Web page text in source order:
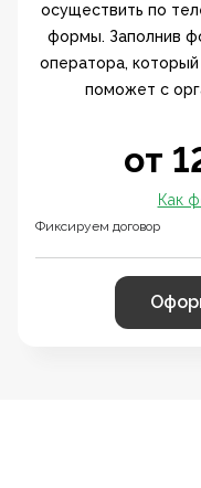
осуществить по
формы. Заполнив
оператора,
поможет с
от
Фиксируем договор
Как